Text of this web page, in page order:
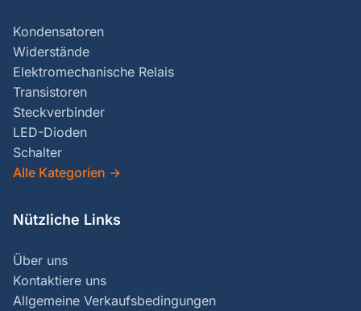
Kondensatoren
Widerstände
Elektromechanische Relais
Transistoren
Steckverbinder
LED-Dioden
Schalter
Alle Kategorien →
Nützliche Links
Über uns
Kontaktiere uns
Allgemeine Verkaufsbedingungen